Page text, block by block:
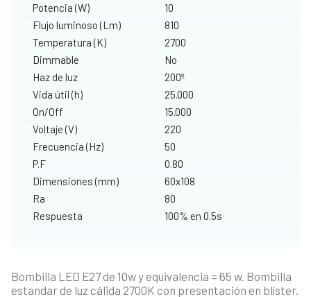
Potencia (W)
10
Flujo luminoso (Lm)
810
Temperatura (K)
2700
Dimmable
No
Haz de luz
200º
Vida útil (h)
25.000
On/Off
15.000
Voltaje (V)
220
Frecuencia (Hz)
50
P.F
0.80
Dimensiones (mm)
60x108
Ra
80
Respuesta
100% en 0.5s
Bombilla LED E27 de 10w y equivalencia = 65 w. Bombilla
estandar de luz cálida 2700K con presentación en blíster.